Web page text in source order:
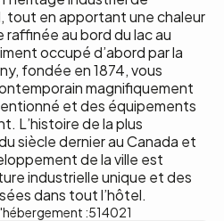
tout en apportant une chaleur
au bord du lac au
occupé d’abord par la
fondée en 1874, vous
magnifiquement
et des équipements
L’histoire de la plus
siècle dernier au Canada et
de la ville est
industrielle unique et des
dans tout l’hôtel.
:514021